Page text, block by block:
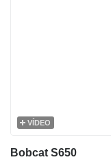
VÍDEO
Bobcat S650